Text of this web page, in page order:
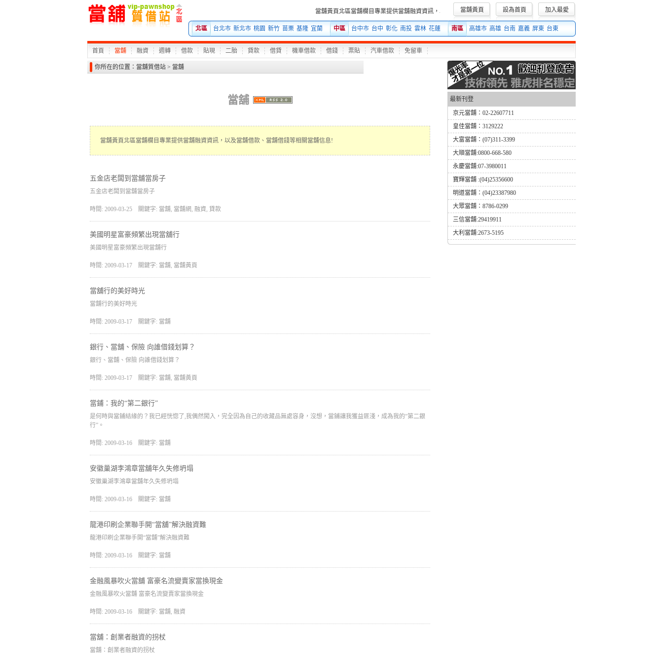
當舖黃頁北區當舖欄目專業提供當舖融資資訊，以及當舖借款、當舖借錢等相關當舖信息!
當舖黃頁 設為首頁 加入最愛
北區 台北市 新北市 桃園 新竹 苗栗 基隆 宜蘭 中區 台中市 台中 彰化 南投 雲林 花蓮 南區 高雄市 高雄 台南 嘉義 屏東 台東
首頁 當舖 融資 週轉 借款 貼現 二胎 貸款 借貸 機車借款 借錢 票貼 汽車借款 免留車
你所在的位置： 當舖質借站 > 當舖
當舖
當舖黃頁北區當舖欄目專業提供當舖融資資訊，以及當舖借款、當舖借錢等相關當舖信息!
五金店老闆到當舖當房子
五金店老闆到當舖當房子
時間: 2009-03-25 關鍵字: 當舖, 當舖網, 融資, 貸款
美國明星富豪頻繁出現當舖行
美國明星富豪頻繁出現當舖行
時間: 2009-03-17 關鍵字: 當舖, 當舖黃頁
當舖行的美好時光
當舖行的美好時光
時間: 2009-03-17 關鍵字: 當舖
銀行、當舖、保險 向誰借錢划算？
銀行、當舖、保險 向誰借錢划算？
時間: 2009-03-17 關鍵字: 當舖, 當舖黃頁
當鋪：我的“第二銀行”
是何時與當鋪結緣的？我已經恍惚了,我偶然闖入，完全因為自己的收藏品無處容身，沒想，當鋪讓我獲益匪淺，成為我的“第二銀
行”。
時間: 2009-03-16 關鍵字: 當舖
安徽巢湖李鴻章當舖年久失修坍塌
安徽巢湖李鴻章當舖年久失修坍塌
時間: 2009-03-16 關鍵字: 當舖
龍港印刷企業聯手開“當舖”解決融資難
龍港印刷企業聯手開“當舖”解決融資難
時間: 2009-03-16 關鍵字: 當舖
金融風暴吹火當舖 富豪名流變賣家當換現金
金融風暴吹火當舖 富豪名流變賣家當換現金
時間: 2009-03-16 關鍵字: 當舖, 融資
當舖：創業者融資的拐杖
當舖：創業者融資的拐杖
最新刊登
京元當舖：02-22607711
皇佳當舖：3129222
大富當舖：(07)311-3399
大順當舖:0800-668-580
永慶當舖:07-3980011
寶輝當舖 :(04)25356600
明道當舖：(04)23387980
大眾當舖：8786-0299
三信當舖:29419911
大利當舖:2673-5195